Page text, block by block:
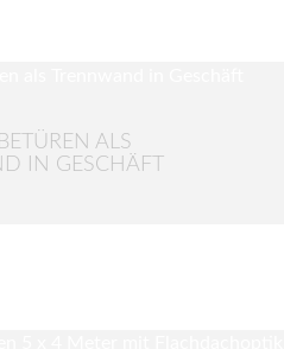
ALS
IN GESCHÄFT